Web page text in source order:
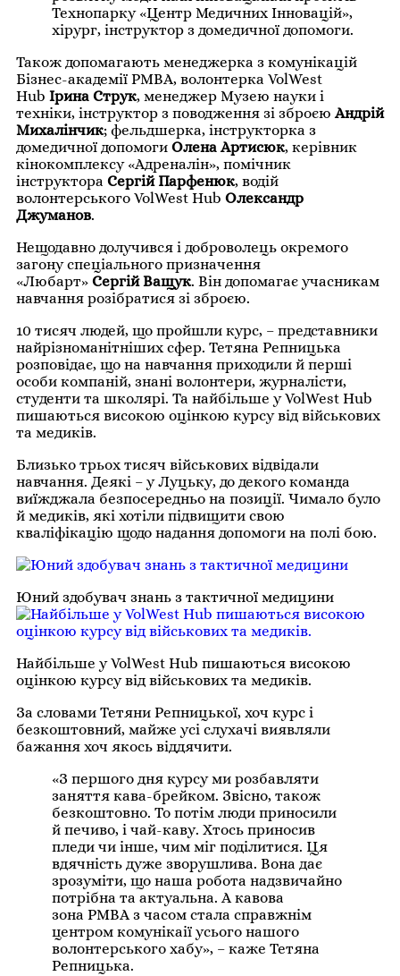
Технопарку «Центр Медичних Інновацій»,
хірург, інструктор з домедичної допомоги.
Також допомагають менеджерка з комунікацій
Бізнес-академії РМВА, волонтерка VolWest
Hub Ірина Струк, менеджер Музею науки і
техніки, інструктор з поводження зі зброєюАндрій
Михалінчик; фельдшерка, інструкторка з
домедичної допомоги Олена Артисюк, керівник
кінокомплексу «Адреналін», помічник
інструктора Сергій Парфенюк, водій
волонтерського VolWest Hub Олександр
Джуманов.
Нещодавно долучився і доброволець окремого
загону спеціального призначення
«Любарт» Сергій Ващук. Він допомагає учасникам
навчання розібратися зі зброєю.
10 тисяч людей, що пройшли курс, – представники
найрізноманітніших сфер. Тетяна Репницька
розповідає, що на навчання приходили й перші
особи компаній, знані волонтери, журналісти,
студенти та школярі. Та найбільше у VolWest Hub
пишаються високою оцінкою курсу від військових
та медиків.
Близько трьох тисяч військових відвідали
навчання. Деякі – у Луцьку, до декого команда
виїжджала безпосередньо на позиції. Чимало було
й медиків, які хотіли підвищити свою
кваліфікацію щодо надання допомоги на полі бою.
Юний здобувач знань з тактичної медицини
Найбільше у VolWest Hub пишаються високою
оцінкою курсу від військових та медиків.
За словами Тетяни Репницької, хоч курс і
безкоштовний, майже усі слухачі виявляли
бажання хоч якось віддячити.
«З першого дня курсу ми розбавляти
заняття кава-брейком. Звісно, також
безкоштовно. То потім люди приносили
й печиво, і чай-каву. Хтось приносив
пледи чи інше, чим міг поділитися. Ця
вдячність дуже зворушлива. Вона дає
зрозуміти, що наша робота надзвичайно
потрібна та актуальна. А кавова
зона РМВА з часом стала справжнім
центром комунікаії усього нашого
волонтерського хабу», – каже Тетяна
Репницька.